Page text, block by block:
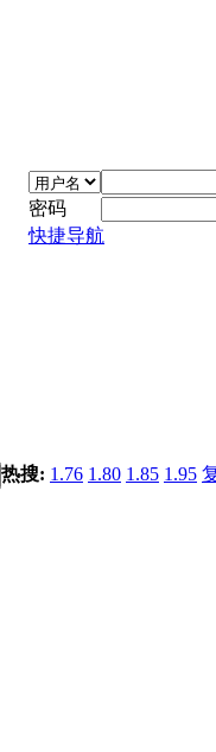
密码
快捷导航
热搜: 1.76 1.80 1.85 1.95